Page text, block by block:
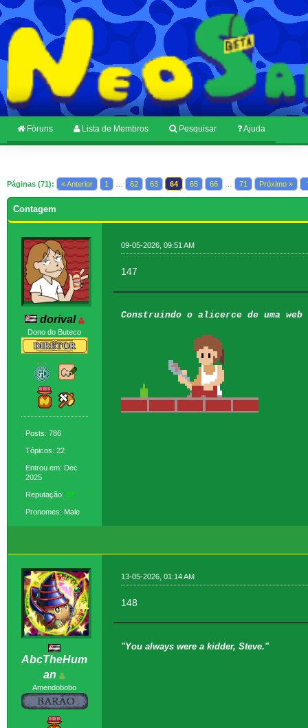
Fóruns Lista de Membros Pesquisar Ajuda
Páginas (71): « Anterior 1 62 63 64 65 66 71 Próximo »
Contagem
dorival
Dono do Buteco
Posts: 786
Tópicos: 22
Entrou em: Dec
2025
Reputação: 37
Pronomes: Male
09-05-2026, 09:51 AM
147
Construindo o alicerce de uma
AbcTheHum
an
Amendobobo
13-05-2026, 01:14 AM
148
"You always were a kidder, Steve."